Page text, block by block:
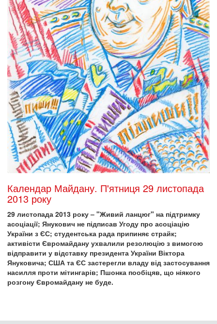
Календар Майдану. П'ятниця 29 листопада
2013 року
29 листопада 2013 року – "Живий ланцюг" на підтримку
асоціації; Янукович не підписав Угоду про асоціацію
України з ЄС; студентська рада припиняє страйк;
активісти Євромайдану ухвалили резолюцію з вимогою
відправити у відставку президента України Віктора
Януковича; США та ЄС застерегли владу від застосування
насилля проти мітингарів; Пшонка пообіцяв, що ніякого
розгону Євромайдану не буде.